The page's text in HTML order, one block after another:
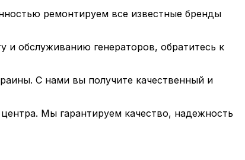
ремонтируем все известные бренды
и обслуживанию генераторов, обратитесь к
С нами вы получите качественный и
Мы гарантируем качество, надежность